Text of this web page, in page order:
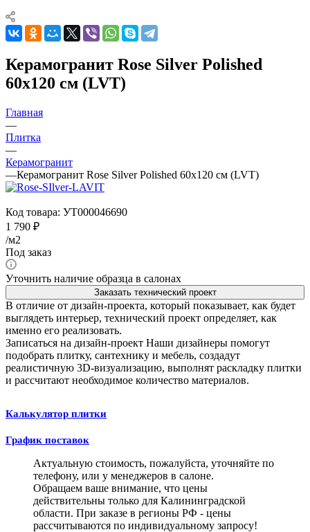
Керамогранит Rose Silver Polished
60x120 см (LVT)
Главная
—
Плитка
—
Керамогранит
—Керамогранит Rose Silver Polished 60x120 см (LVT)
Код товара: УТ000046690
1 790 ₽
/м2
Под заказ
Уточнить наличие образца в салонах
Заказать технический проект
В отличие от дизайн-проекта, который показывает, как будет
выглядеть интерьер, технический проект определяет, как
именно его реализовать.
Записаться на дизайн-проект Наши дизайнеры помогут
подобрать плитку, сантехнику и мебель, создадут
реалистичную 3D-визуализацию, выполнят раскладку плитки
и рассчитают необходимое количество материалов.
Калькулятор плитки
График поставок
Актуальную стоимость, пожалуйста, уточняйте по
телефону, или у менеджеров в салоне.
Обращаем ваше внимание, что цены
действительны только для Калининградской
области. При заказе в регионы РФ - цены
рассчитываются по индивидуальному запросу!